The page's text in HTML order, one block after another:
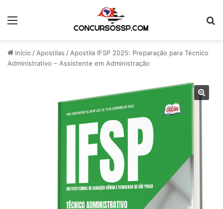
Menu
Início / Apostilas / Apostila IFSP 2025: Preparação para Técnico
Administrativo – Assistente em Administração